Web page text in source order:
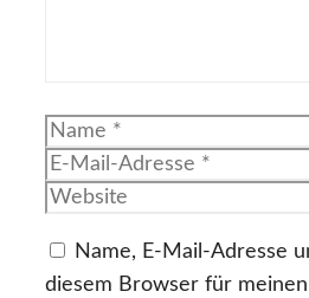
Name
Name, E-Mail-Adresse
diesem Browser für